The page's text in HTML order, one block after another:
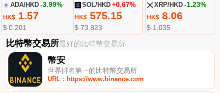
ADA/HKD -3.99%
HK$1.57
$ 0.201
SOL/HKD +0.67%
HK$ 575.15
$ 73.823
XRP/HKD -1.23%
HK$8.06
$ 1.035
比特幣交易所最好的比特幣交易所
幣安
世界排名第一的比特幣交易所
URL：https://www.binance.com